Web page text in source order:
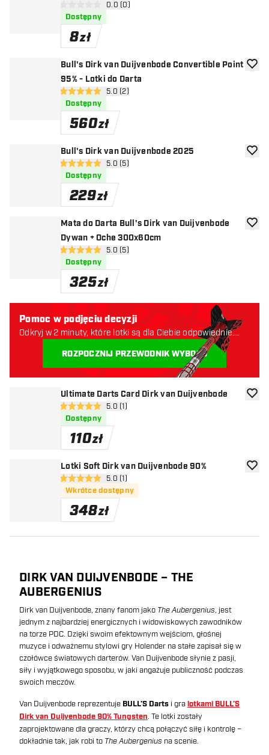
otwórz panel recenzji
0 gwiazdki oceny0.0 (0)
Dostępny
8zł
Bull's Dirk van Duijvenbode Convertible Point
95% - Lotki do Darta
otwórz panel recenzji
5 gwiazdki oceny5.0 (2)
Dostępny
560zł
Bull's Dirk van Duijvenbode 2025
otwórz panel recenzji
5 gwiazdki oceny5.0 (5)
Dostępny
229zł
Mata do Darta Bull's Dirk van Duijvenbode
Dywan + Oche 300x60cm
otwórz panel recenzji
5 gwiazdki oceny5.0 (5)
Dostępny
325zł
Ultimate Darts Card Dirk van Duijvenbode
otwórz panel recenzji
5 gwiazdki oceny
5.0 (1)
Dostępny
110zł
Lotki Soft Dirk van Duijvenbode 90%
otwórz panel recenzji
5 gwiazdki oceny
5.0 (1)
Wkrótce dostępny
348zł
Pomoc w podjęciu decyzji
Odkryj w 2 minuty, które lotki są dla Ciebie odpowiednie.
ROZPOCZNIJ PRZEWODNIK WYBORU
DIRK VAN DUIJVENBODE – THE
AUBERGENIUS
Dirk van Duijvenbode, znany fanom jako The Aubergenius, jest
jednym z najbardziej energicznych i widowiskowych zawodników
na torze PDC. Dzięki swoim efektownym wejściom, głośnej
muzyce i odważnemu stylowi gry Holender na stałe zapisał się w
czołówce światowych darterów. Van Duijvenbode słynie z pasji,
siły i wyjątkowego sposobu, w jaki angażuje publiczność podczas
swoich meczów.
Van Duijvenbode reprezentuje BULL’S Darts i gralotkami BULL’S
Dirk van Duijvenbode 90% Tungsten. Te lotki zostały
zaprojektowane dla graczy, którzy chcą połączyć siłę i kontrolę –
dokładnie tak, jak robi to The Aubergenius na scenie.